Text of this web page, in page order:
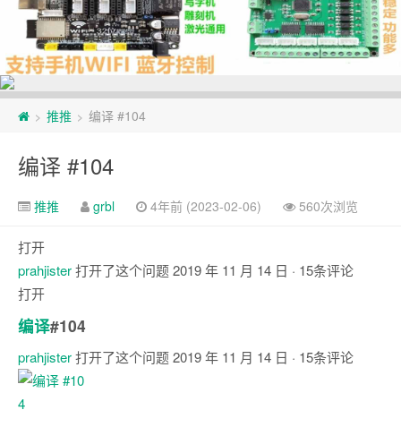
> 推推 > 编译 #104
编译 #104
推推 grbl 4年前 (2023-02-06) 560次浏览
打开
prahjister打开了这个问题2019 年 11 月 14 日 · 15条评论
打开
编译#104
prahjister打开了这个问题2019 年 11 月 14 日 · 15条评论
评